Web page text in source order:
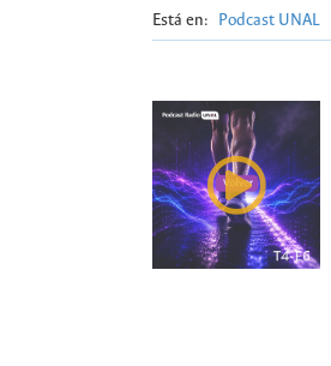
Está en: Podcast UNAL